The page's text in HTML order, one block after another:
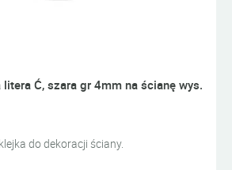
Ć, szara gr 4mm na ścianę wys.
do dekoracji ściany.